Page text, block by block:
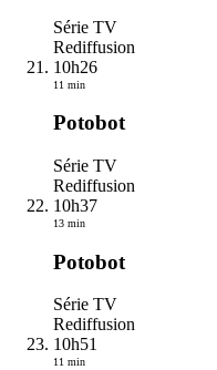
Série TV
Rediffusion
10h26
11 min
Potobot
Série TV
Rediffusion
10h37
13 min
Potobot
Série TV
Rediffusion
10h51
11 min